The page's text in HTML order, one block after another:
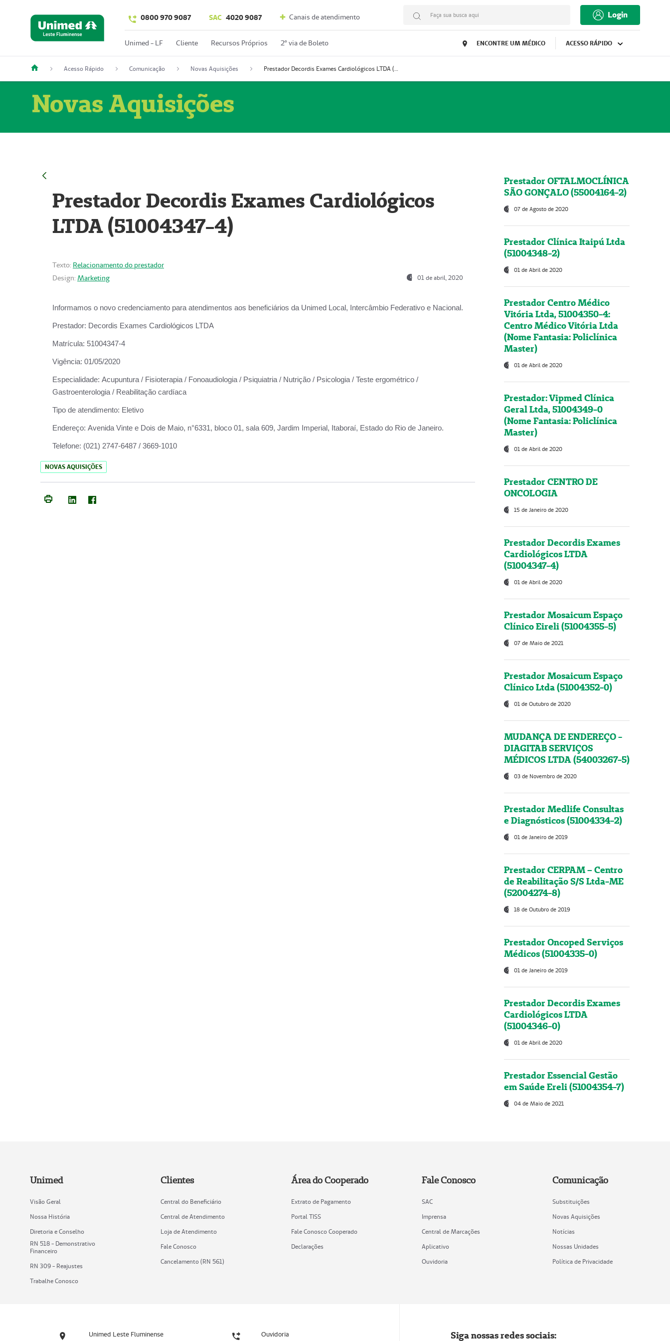
0800 970 9087 SAC 4020 9087 Canais de atendimento Faça sua busca aqui Login
Unimed - LF Cliente Recursos Próprios 2º via de Boleto ENCONTRE UM MÉDICO ACESSO RÁPIDO
Acesso Rápido Comunicação Novas Aquisições Prestador Decordis Exames Cardiológicos LTDA (51004347-4)
Novas Aquisições
Prestador Decordis Exames Cardiológicos
LTDA (51004347-4)
Texto: Relacionamento do prestador
Design: Marketing 01 de abril, 2020
Informamos o novo credenciamento para atendimentos aos beneficiários da Unimed Local, Intercâmbio Federativo e Nacional.
Prestador: Decordis Exames Cardiológicos LTDA
Matrícula: 51004347-4
Vigência: 01/05/2020
Especialidade: Acupuntura / Fisioterapia / Fonoaudiologia / Psiquiatria / Nutrição / Psicologia / Teste ergométrico /
Gastroenterologia / Reabilitação cardíaca
Tipo de atendimento: Eletivo
Endereço: Avenida Vinte e Dois de Maio, n°6331, bloco 01, sala 609, Jardim Imperial, Itaboraí, Estado do Rio de Janeiro.
Telefone: (021) 2747-6487 / 3669-1010
NOVAS AQUISIÇÕES
Prestador OFTALMOCLÍNICA
SÃO GONÇALO (55004164-2)
07 de Agosto de 2020
Prestador Clínica Itaipú Ltda
(51004348-2)
01 de Abril de 2020
Prestador Centro Médico
Vitória Ltda, 51004350-4:
Centro Médico Vitória Ltda
(Nome Fantasia: Policlínica
Master)
01 de Abril de 2020
Prestador: Vipmed Clínica
Geral Ltda, 51004349-0
(Nome Fantasia: Policlínica
Master)
01 de Abril de 2020
Prestador CENTRO DE
ONCOLOGIA
15 de Janeiro de 2020
Prestador Decordis Exames
Cardiológicos LTDA
(51004347-4)
01 de Abril de 2020
Prestador Mosaicum Espaço
Clínico Eireli (51004355-5)
07 de Maio de 2021
Prestador Mosaicum Espaço
Clínico Ltda (51004352-0)
01 de Outubro de 2020
MUDANÇA DE ENDEREÇO -
DIAGITAB SERVIÇOS
MÉDICOS LTDA (54003267-5)
03 de Novembro de 2020
Prestador Medlife Consultas
e Diagnósticos (51004334-2)
01 de Janeiro de 2019
Prestador CERPAM – Centro
de Reabilitação S/S Ltda-ME
(52004274-8)
18 de Outubro de 2019
Prestador Oncoped Serviços
Médicos (51004335-0)
01 de Janeiro de 2019
Prestador Decordis Exames
Cardiológicos LTDA
(51004346-0)
01 de Abril de 2020
Prestador Essencial Gestão
em Saúde Ereli (51004354-7)
04 de Maio de 2021
Unimed
Visão Geral
Nossa História
Diretoria e Conselho
RN 518 - Demonstrativo
Financeiro
RN 309 - Reajustes
Trabalhe Conosco
Clientes
Central do Beneficiário
Central de Atendimento
Loja de Atendimento
Fale Conosco
Cancelamento (RN 561)
Área do Cooperado
Extrato de Pagamento
Portal TISS
Fale Conosco Cooperado
Declarações
Fale Conosco
SAC
Imprensa
Central de Marcações
Aplicativo
Ouvidoria
Comunicação
Substituições
Novas Aquisições
Notícias
Nossas Unidades
Política de Privacidade
Unimed Leste Fluminense Ouvidoria Siga nossas redes sociais: